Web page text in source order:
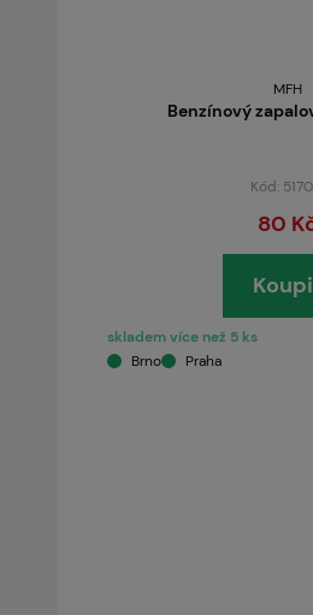
MFH
Benzínový
Kód:
80
skladem více než 5 ks
Brno
Praha